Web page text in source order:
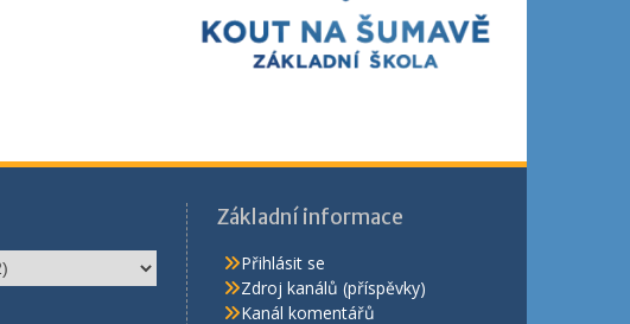
Základní informace
Přihlásit se
Zdroj kanálů (příspěvky)
Kanál komentářů